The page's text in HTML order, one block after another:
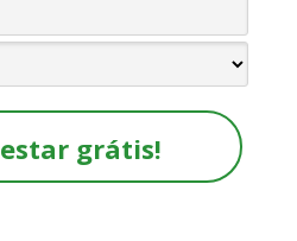
grátis!